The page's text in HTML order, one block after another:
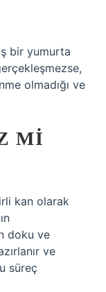
bir yumurta
olmadığı ve
MI
kan olarak
doku ve
ve
süreç